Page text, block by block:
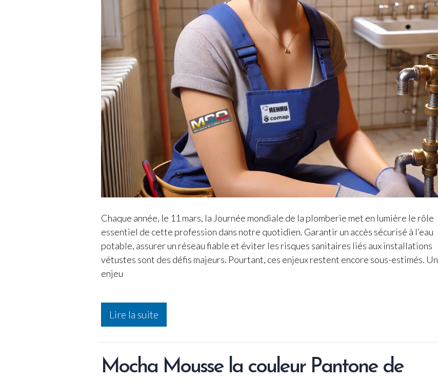
Chaque année, le 11 mars, la Journée mondiale de la plomberie met en lumière le rôle
essentiel de cette profession dans notre quotidien. Garantir un accès sécurisé à l’eau
potable, assurer un réseau fiable et éviter les risques sanitaires liés aux installations
vétustes sont des défis majeurs. Pourtant, ces enjeux restent encore sous-estimés. Un
enjeu
Journée
la
:
un
Lire la suite
Mocha Mousse la couleur Pantone de